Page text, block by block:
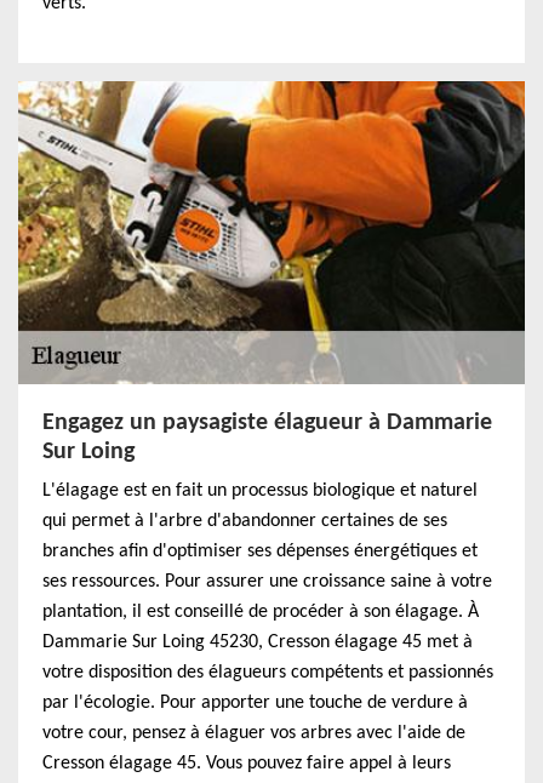
Engagez un paysagiste élagueur à Dammarie
Sur Loing
L'élagage est en fait un processus biologique et naturel
qui permet à l'arbre d'abandonner certaines de ses
branches afin d'optimiser ses dépenses énergétiques et
ses ressources. Pour assurer une croissance saine à votre
plantation, il est conseillé de procéder à son élagage. À
Dammarie Sur Loing 45230, Cresson élagage 45 met à
votre disposition des élagueurs compétents et passionnés
par l'écologie. Pour apporter une touche de verdure à
votre cour, pensez à élaguer vos arbres avec l'aide de
Cresson élagage 45. Vous pouvez faire appel à leurs